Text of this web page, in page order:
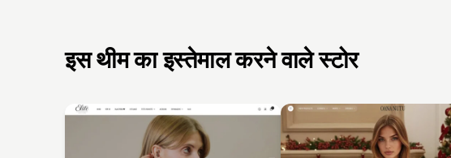
इस थीम का इस्तेमाल करने वाले स्टोर